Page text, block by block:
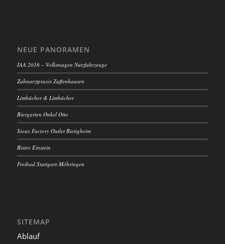
NEUE PANORAMEN
IAA 2016 – Volkswagen Nutzfahrzeuge
Zahnarztpraxis Zuffenhausen
Limbächer & Limbächer
Biergarten Onkel Otto
Sioux Factory Outlet Bietigheim
Bistro Einstein
Freibad Stuttgart-Möhringen
SITEMAP
Ablauf